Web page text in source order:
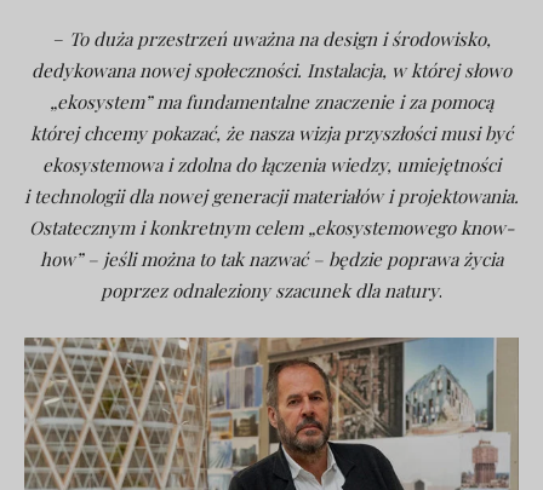
– To duża przestrzeń uważna na design i środowisko,
dedykowana nowej społeczności. Instalacja, w której słowo
„ekosystem” ma fundamentalne znaczenie i za pomocą
której chcemy pokazać, że nasza wizja przyszłości musi być
ekosystemowa i zdolna do łączenia wiedzy, umiejętności
i technologii dla nowej generacji materiałów i projektowania.
Ostatecznym i konkretnym celem „ekosystemowego know-
how” – jeśli można to tak nazwać – będzie poprawa życia
poprzez odnaleziony szacunek dla natury.